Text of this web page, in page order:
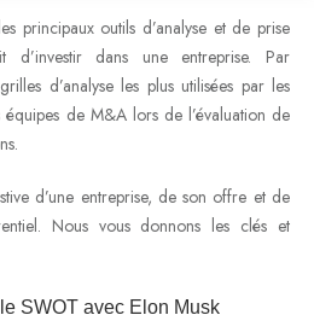
principaux outils d’analyse et de prise
d’investir dans une entreprise. Par
d’analyse les plus utilisées par les
équipes de M&A lors de l’évaluation de
d’une entreprise, de son offre et de
Nous vous donnons les clés et